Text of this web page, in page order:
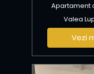
Apartament
Valea
Vezi